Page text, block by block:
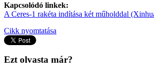
Kapcsolódó linkek:
A Ceres-1 rakéta indítása két műholddal
Cikk nyomtatása
Ezt olvasta már?